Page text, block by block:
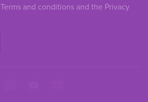
Terms and conditions and the Privacy